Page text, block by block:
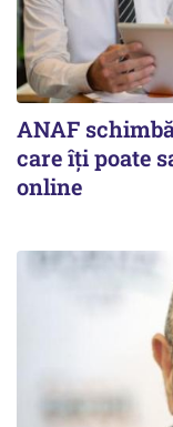
ANAF
care îți poate
online